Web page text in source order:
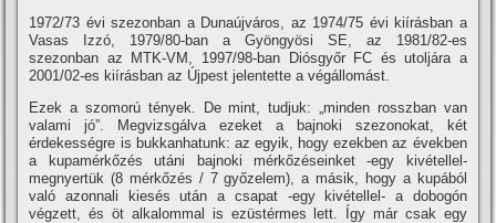
1972/73 évi szezonban a Dunaújváros, az 1974/75 évi kií­rásban a
Vasas Izzó, 1979/80-ban a Gyöngyösi SE, az 1981/82-es
szezonban az MTK-VM, 1997/98-ban Diósgyőr FC és utoljára a
2001/02-es kií­rásban az Újpest jelentette a végállomást.
Ezek a szomorú tények. De mint, tudjuk: „minden rosszban van
valami jó”. Megvizsgálva ezeket a bajnoki szezonokat, két
érdekességre is bukkanhatunk: az egyik, hogy ezekben az években
a kupamérkőzés utáni bajnoki mérkőzéseinket -egy kivétellel-
megnyertük (8 mérkőzés / 7 győzelem), a másik, hogy a kupából
való azonnali kiesés után a csapat -egy kivétellel- a dobogón
végzett, és öt alkalommal is ezüstérmes lett. Így már csak egy